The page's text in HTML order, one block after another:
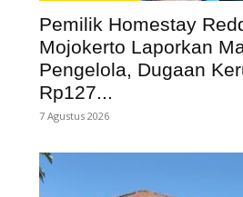
Pemilik Homestay
Mojokerto Laporkan
Pengelola, Dugaan
Rp127...
7 Agustus 2026